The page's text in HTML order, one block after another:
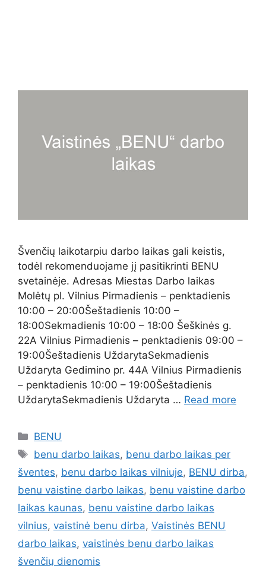
Švenčių laikotarpiu darbo laikas gali keistis,
todėl rekomenduojame jį pasitikrinti BENU
svetainėje. Adresas Miestas Darbo laikas
Molėtų pl. Vilnius Pirmadienis – penktadienis
10:00 – 20:00Šeštadienis 10:00 –
18:00Sekmadienis 10:00 – 18:00 Šeškinės g.
22A Vilnius Pirmadienis – penktadienis 09:00 –
19:00Šeštadienis UždarytaSekmadienis
Uždaryta Gedimino pr. 44A Vilnius Pirmadienis
– penktadienis 10:00 – 19:00Šeštadienis
UždarytaSekmadienis Uždaryta … Read more
BENU
benu darbo laikas, benu darbo laikas per
šventes, benu darbo laikas vilniuje, BENU dirba,
benu vaistine darbo laikas, benu vaistine darbo
laikas kaunas, benu vaistine darbo laikas
vilnius, vaistinė benu dirba, Vaistinės BENU
darbo laikas, vaistinės benu darbo laikas
švenčių dienomis